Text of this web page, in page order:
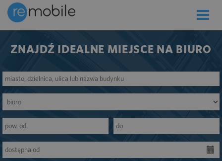
Toggle
ZNAJDŹ IDEALNE MIEJSCE NA BIURO